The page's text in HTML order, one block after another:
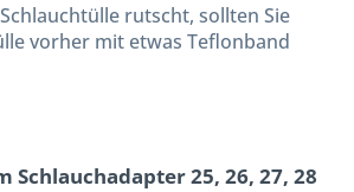
rutscht, sollten Sie
vorher mit etwas Teflonband
Schlauchadapter 25, 26, 27, 28